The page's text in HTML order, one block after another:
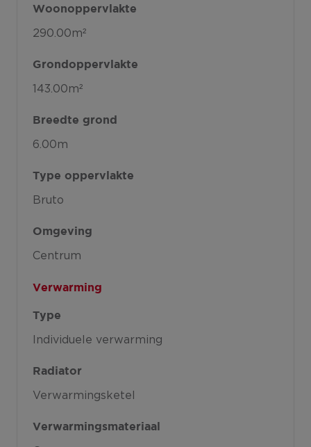
Woonoppervlakte
290.00m²
Grondoppervlakte
143.00m²
Breedte grond
6.00m
Type oppervlakte
Bruto
Omgeving
Centrum
Verwarming
Type
Individuele verwarming
Radiator
Verwarmingsketel
Verwarmingsmateriaal